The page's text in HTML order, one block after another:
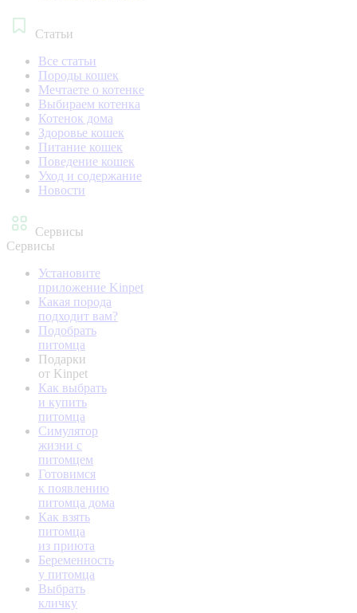
Статьи
Все статьи
Породы кошек
Мечтаете о котенке
Выбираем котенка
Котенок дома
Здоровье кошек
Питание кошек
Поведение кошек
Уход и содержание
Новости
Сервисы
Сервисы
Установите
приложение Kinpet
Какая порода
подходит вам?
Подобрать
питомца
Подарки
от Kinpet
Как выбрать
и купить
питомца
Симулятор
жизни с
питомцем
Готовимся
к появлению
питомца дома
Как взять
питомца
из приюта
Беременность
у питомца
Выбрать
кличку